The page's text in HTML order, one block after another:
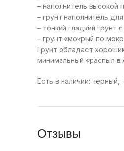
– наполнитель высокой
– грунт наполнитель
– тонкий гладкий грунт
– грунт «мокрый по
Грунт обладает
минимальный «распыл в
Есть в наличии:
Отзывы